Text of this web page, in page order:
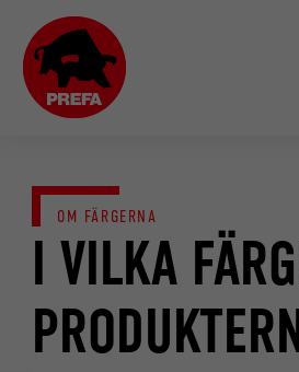
I VILKA
OM FÄRGERNA